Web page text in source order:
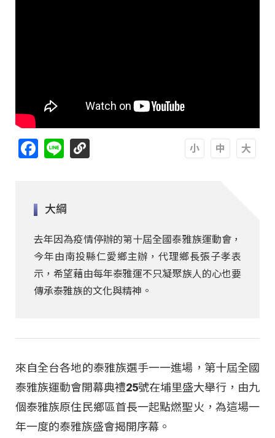
Facebook
Line
大綱
去年因為疫情停辦的第十屆全國泰雅族運動會，
今年由南投縣仁愛鄉主辦，代理鄉長張子孝表
示，希望藉由每年泰雅運不只凝聚族人的心也要
傳承泰雅族的文化與精神。
來自全台各地的泰雅族選手一一進場，第十屆全國
泰雅族運動會開幕典禮25號在埔里盛大舉行，由九
個泰雅族原住民鄉區首長一起點燃聖火，為這場一
年一度的泰雅族盛會揭開序幕。